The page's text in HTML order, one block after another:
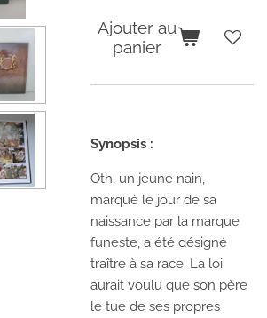
Ajouter au
panier
Synopsis :
Oth, un jeune nain,
marqué le jour de sa
naissance par la marque
funeste, a été désigné
traître à sa race. La loi
aurait voulu que son père
le tue de ses propres